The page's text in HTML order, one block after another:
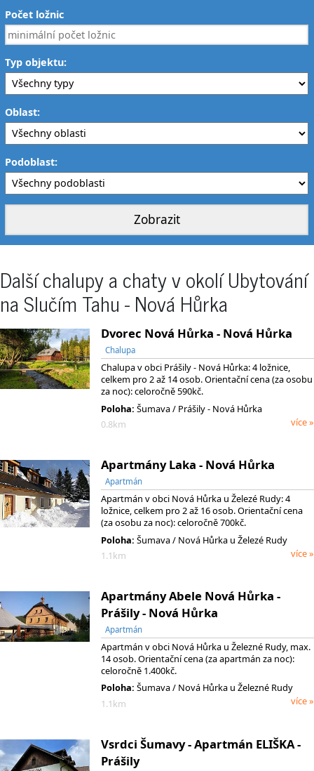
Počet ložnic
Typ objektu:
Oblast:
Podoblast:
Další chalupy a chaty v okolí Ubytování
na Slučím Tahu - Nová Hůrka
Dvorec Nová Hůrka - Nová Hůrka
Chalupa
Chalupa v obci Prášily - Nová Hůrka: 4 ložnice,
celkem pro 2 až 14 osob. Orientační cena (za osobu
za noc): celoročně 590kč.
Poloha: Šumava / Prášily - Nová Hůrka
0.8km
více »
Apartmány Laka - Nová Hůrka
Apartmán
Apartmán v obci Nová Hůrka u Železé Rudy: 4
ložnice, celkem pro 2 až 16 osob. Orientační cena
(za osobu za noc): celoročně 700kč.
Poloha: Šumava / Nová Hůrka u Železé Rudy
1.1km
více »
Apartmány Abele Nová Hůrka -
Prášily - Nová Hůrka
Apartmán
Apartmán v obci Nová Hůrka u Železné Rudy, max.
14 osob. Orientační cena (za apartmán za noc):
celoročně 1.400kč.
Poloha: Šumava / Nová Hůrka u Železné Rudy
1.1km
více »
Vsrdci Šumavy - Apartmán ELIŠKA -
Prášily